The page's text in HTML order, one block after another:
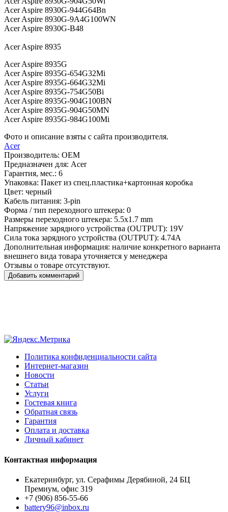
Acer Aspire 8930G-944G64Bn
Acer Aspire 8930G-9A4G100WN
Acer Aspire 8930G-B48
Acer Aspire 8935
Acer Aspire 8935G
Acer Aspire 8935G-654G32Mi
Acer Aspire 8935G-664G32Mi
Acer Aspire 8935G-754G50Bi
Acer Aspire 8935G-904G100BN
Acer Aspire 8935G-904G50MN
Acer Aspire 8935G-984G100Mi
Фото и описание взяты с сайта производителя.
Acer
Производитель: OEM
Предназначен для: Acer
Гарантия, мес.: 6
Упаковка: Пакет из спец.пластика+картонная коробка
Цвет: черный
Кабель питания: 3-pin
Форма / тип переходного штекера: 0
Размеры переходного штекера: 5.5x1.7 mm
Напряжение зарядного устройства (OUTPUT): 19V
Сила тока зарядного устройства (OUTPUT): 4.74A
Дополнительная информация: наличие конкретного варианта
внешнего вида товара уточняется у менеджера
Отзывы о товаре отсутствуют.
Добавить комментарий
Политика конфиденциальности сайта
Интернет-магазин
Новости
Статьи
Услуги
Гостевая книга
Обратная связь
Гарантия
Оплата и доставка
Личный кабинет
Контактная информация
Екатеринбург, ул. Серафимы Дерябиной, 24 БЦ
Премиум, офис 319
+7 (906) 856-55-66
battery96@inbox.ru